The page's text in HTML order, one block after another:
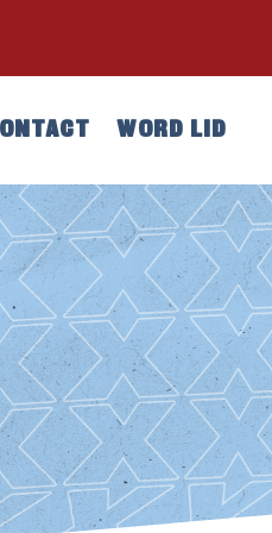
WORD LID